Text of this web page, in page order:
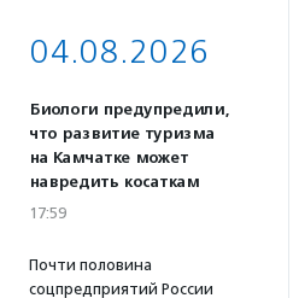
04.08.2026
Биологи предупредили,
что развитие туризма
на Камчатке может
навредить косаткам
17:59
Почти половина
соцпредприятий России